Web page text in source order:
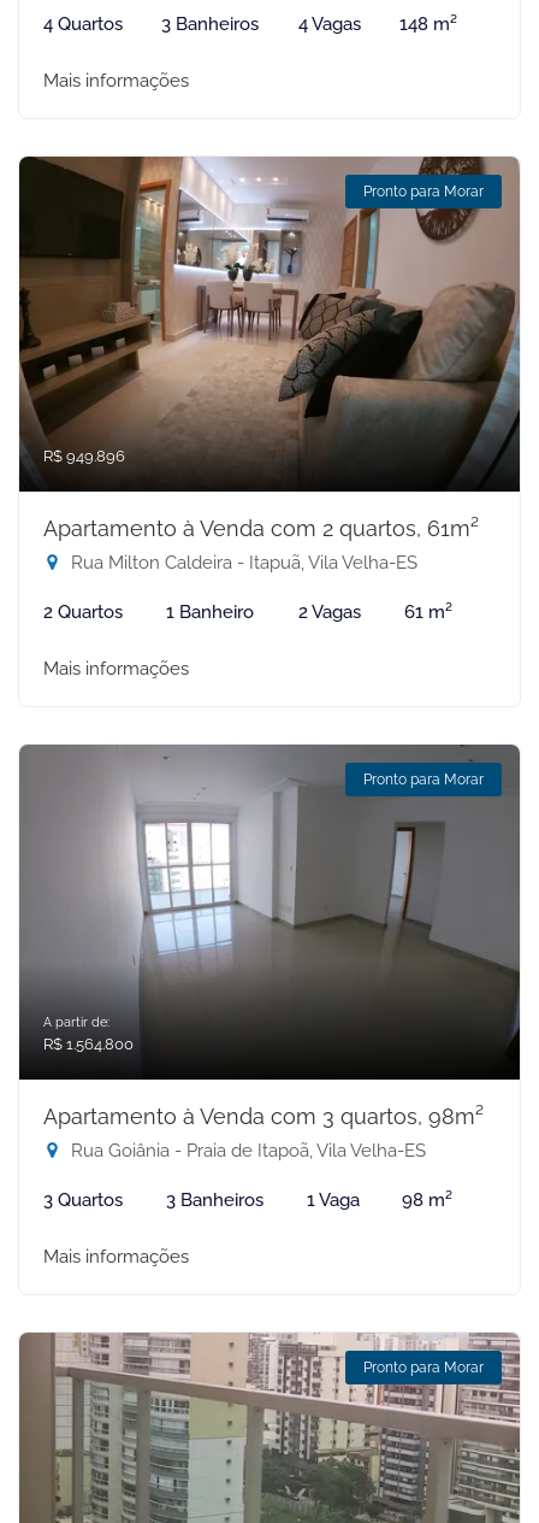
4 Quartos 3 Banheiros 4 Vagas 148 m²
Mais informações
Pronto para Morar
R$ 949.896
Apartamento à Venda com 2 quartos, 61m²
Rua Milton Caldeira - Itapuã, Vila Velha-ES
2 Quartos 1 Banheiro 2 Vagas 61 m²
Mais informações
Pronto para Morar
A partir de:
R$ 1.564.800
Apartamento à Venda com 3 quartos, 98m²
Rua Goiânia - Praia de Itapoã, Vila Velha-ES
3 Quartos 3 Banheiros 1 Vaga 98 m²
Mais informações
Pronto para Morar